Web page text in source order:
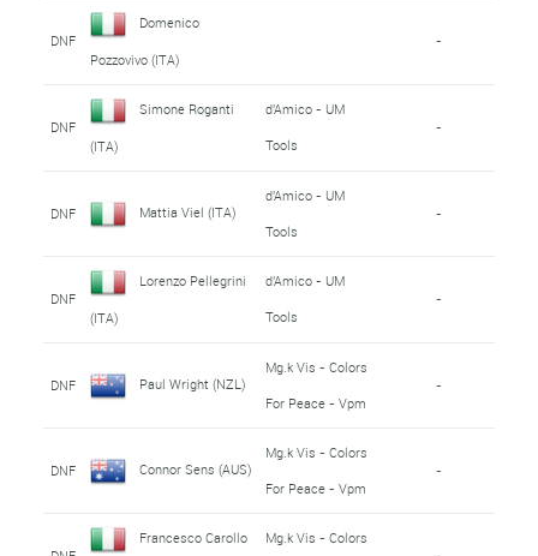
DNF
Domenico
Pozzovivo (ITA)
-
DNF
Simone Roganti
(ITA)
d'Amico - UM
Tools
-
DNF Mattia Viel (ITA)
d'Amico - UM
Tools
-
DNF
Lorenzo Pellegrini
(ITA)
d'Amico - UM
Tools
-
DNF Paul Wright (NZL)
Mg.k Vis - Colors
For Peace - Vpm
-
DNF Connor Sens (AUS)
Mg.k Vis - Colors
For Peace - Vpm
-
Francesco Carollo
Mg.k Vis - Colors